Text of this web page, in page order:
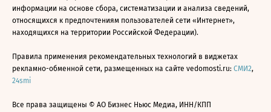
информации на основе сбора, систематизации и анализа сведений,
относящихся к предпочтениям пользователей сети «Интернет»,
находящихся на территории Российской Федерации).
Правила применения рекомендательных технологий в виджетах
рекламно-обменной сети, размещенных на сайте vedomosti.ru: СМИ2,
24smi
Все права защищены © АО Бизнес Ньюс Медиа, ИНН/КПП